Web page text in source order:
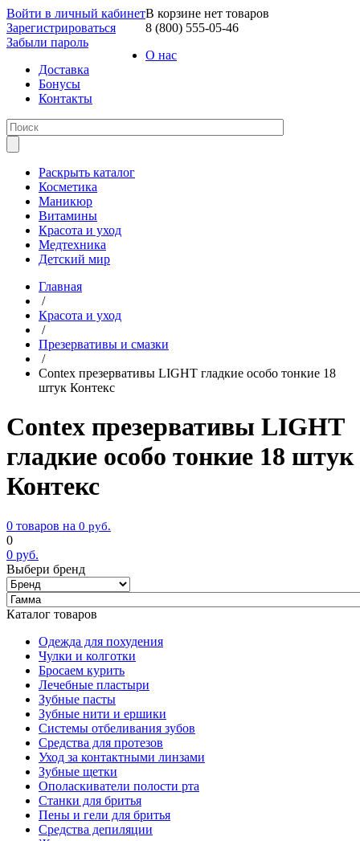
Войти в личный кабинет
Зарегистрироваться
Забыли пароль
В корзине нет товаров
8 (800) 555-05-46
О нас
Доставка
Бонусы
Контакты
Раскрыть каталог
Косметика
Маникюр
Витамины
Красота и уход
Медтехника
Детский мир
Главная
/
Красота и уход
/
Презервативы и смазки
/
Contex презервативы LIGHT гладкие особо тонкие 18
штук Контекс
Contex презервативы LIGHT
гладкие особо тонкие 18 штук
Контекс
0 товаров на 0 руб.
0
0 руб.
Выбери бренд
Каталог товаров
Одежда для похудения
Чулки и колготки
Бросаем курить
Лечебные пластыри
Зубные пасты
Зубные нити и ершики
Системы отбеливания зубов
Средства для протезов
Уход за контактными линзами
Зубные щетки
Ополаскиватели полости рта
Станки для бритья
Пены и гели для бритья
Средства депиляции